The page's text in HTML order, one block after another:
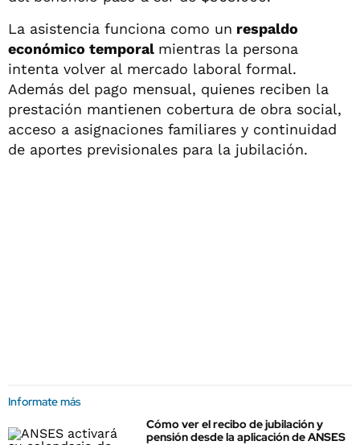
La asistencia funciona como un respaldo
económico temporal mientras la persona
intenta volver al mercado laboral formal.
Además del pago mensual, quienes reciben la
prestación mantienen cobertura de obra social,
acceso a asignaciones familiares y continuidad
de aportes previsionales para la jubilación.
Informate más
Cómo ver el recibo de jubilación y
pensión desde la aplicación de ANSES